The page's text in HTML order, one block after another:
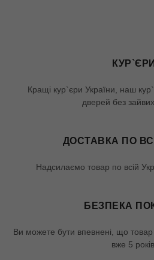
КУР`ЄРИ
Кращі кур`єри України, наш
дверей без
ДОСТАВКА ПО
Надсилаємо товар по всій
БЕЗПЕКА
Ви можете бути впевнені, що
вже 5